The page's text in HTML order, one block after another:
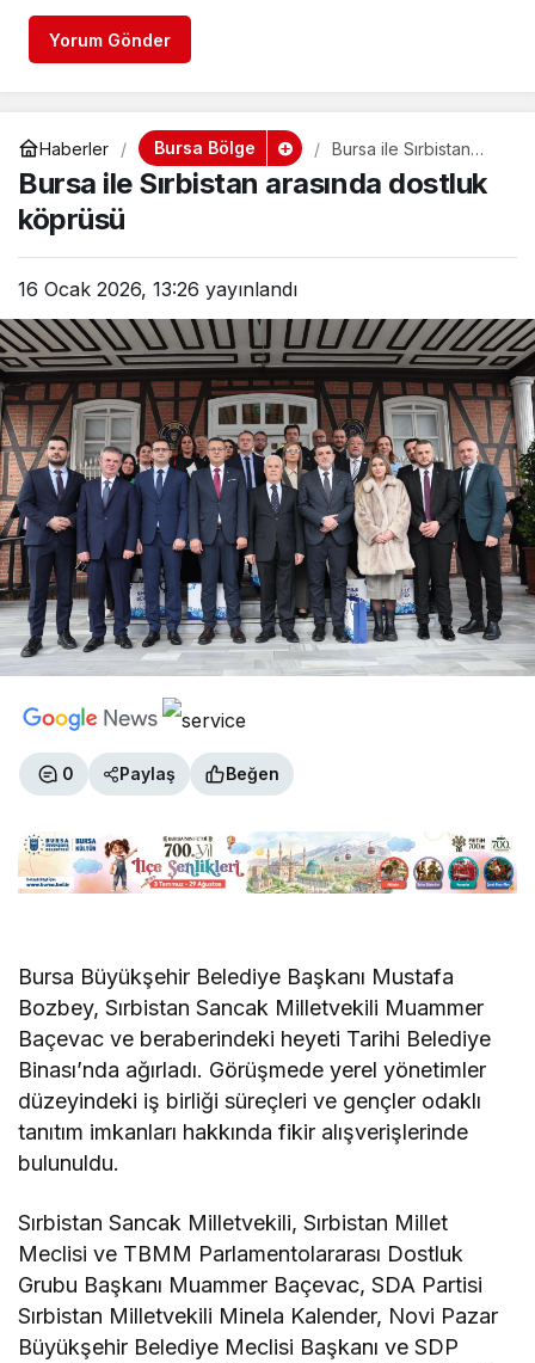
Yorum Gönder
Haberler Bursa Bölge
Bursa ile Sırbistan
arasında dostluk
köprüsü
Bursa ile Sırbistan arasında dostluk
köprüsü
16 Ocak 2026, 13:26 yayınlandı
0 Paylaş Beğen
Bursa Büyükşehir Belediye Başkanı Mustafa
Bozbey, Sırbistan Sancak Milletvekili Muammer
Baçevac ve beraberindeki heyeti Tarihi Belediye
Binası’nda ağırladı. Görüşmede yerel yönetimler
düzeyindeki iş birliği süreçleri ve gençler odaklı
tanıtım imkanları hakkında fikir alışverişlerinde
bulunuldu.
Sırbistan Sancak Milletvekili, Sırbistan Millet
Meclisi ve TBMM Parlamentolararası Dostluk
Grubu Başkanı Muammer Baçevac, SDA Partisi
Sırbistan Milletvekili Minela Kalender, Novi Pazar
Büyükşehir Belediye Meclisi Başkanı ve SDP